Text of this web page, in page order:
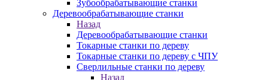
Зубообрабатывающие станки
Деревообрабатывающие станки
Назад
Деревообрабатывающие станки
Токарные станки по дереву
Токарные станки по дереву с ЧПУ
Сверлильные станки по дереву
Назад